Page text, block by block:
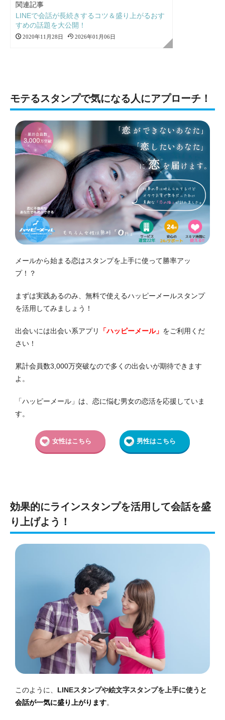
関連記事
LINEで会話が長続きするコツ＆盛り上がるおす
すめの話題を大公開！
2020年11月28日 2026年01月06日
モテるスタンプで気になる人にアプローチ！
メールから始まる恋はスタンプを上手に使って勝率アッ
プ！？
まずは実践あるのみ、無料で使えるハッピーメールスタンプ
を活用してみましょう！
出会いには出会い系アプリ 「ハッピーメール」 をご利用くだ
さい！
累計会員数3,000万突破なので多くの出会いが期待できます
よ。
「ハッピーメール」は、恋に悩む男女の恋活を応援していま
す。
女性はこちら 男性はこちら
効果的にラインスタンプを活用して会話を盛
り上げよう！
このように、 LINEスタンプや絵文字スタンプを上手に使うと
会話が一気に盛り上がります。